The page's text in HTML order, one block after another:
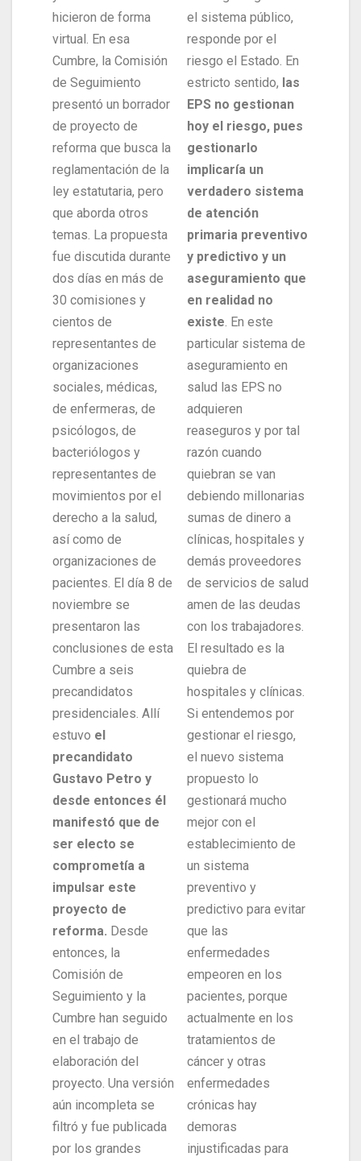
hicieron de forma
virtual. En esa
Cumbre, la Comisión
de Seguimiento
presentó un borrador
de proyecto de
reforma que busca la
reglamentación de la
ley estatutaria, pero
que aborda otros
temas. La propuesta
fue discutida durante
dos días en más de
30 comisiones y
cientos de
representantes de
organizaciones
sociales, médicas,
de enfermeras, de
psicólogos, de
bacteriólogos y
representantes de
movimientos por el
derecho a la salud,
así como de
organizaciones de
pacientes. El día 8 de
noviembre se
presentaron las
conclusiones de esta
Cumbre a seis
precandidatos
presidenciales. Allí
estuvo el
precandidato
Gustavo Petro y
desde entonces él
manifestó que de
ser electo se
comprometía a
impulsar este
proyecto de
reforma. Desde
entonces, la
Comisión de
Seguimiento y la
Cumbre han seguido
en el trabajo de
elaboración del
proyecto. Una versión
aún incompleta se
filtró y fue publicada
por los grandes
el sistema público,
responde por el
riesgo el Estado. En
estricto sentido, las
EPS no gestionan
hoy el riesgo, pues
gestionarlo
implicaría un
verdadero sistema
de atención
primaria preventivo
y predictivo y un
aseguramiento que
en realidad no
existe. En este
particular sistema de
aseguramiento en
salud las EPS no
adquieren
reaseguros y por tal
razón cuando
quiebran se van
debiendo millonarias
sumas de dinero a
clínicas, hospitales y
demás proveedores
de servicios de salud
amen de las deudas
con los trabajadores.
El resultado es la
quiebra de
hospitales y clínicas.
Si entendemos por
gestionar el riesgo,
el nuevo sistema
propuesto lo
gestionará mucho
mejor con el
establecimiento de
un sistema
preventivo y
predictivo para evitar
que las
enfermedades
empeoren en los
pacientes, porque
actualmente en los
tratamientos de
cáncer y otras
enfermedades
crónicas hay
demoras
injustificadas para